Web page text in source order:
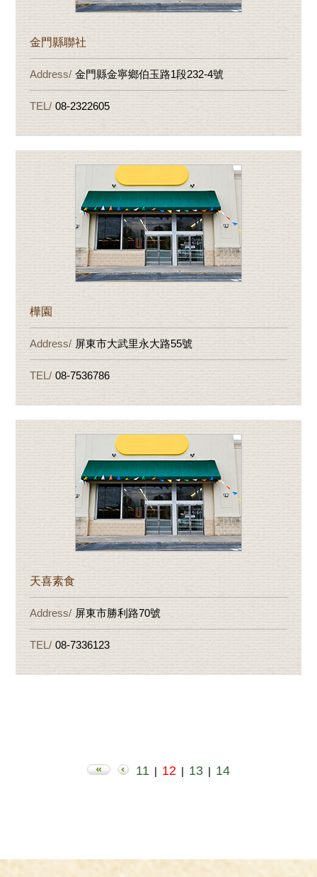
金門縣聯社
金門縣金寧鄉伯玉路1段232-4號
08-2322605
樺園
屏東市大武里永大路55號
08-7536786
天喜素食
屏東市勝利路70號
08-7336123
11 | 12 | 13 | 14